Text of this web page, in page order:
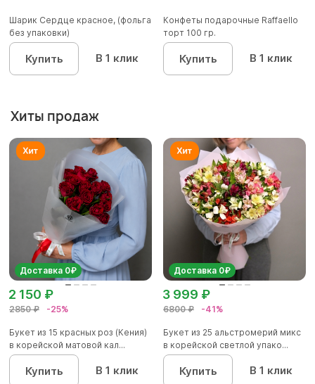
Шарик Сердце красное, (фольга
без упаковки)
Купить В 1 клик
Конфеты подарочные Raffaello
торт 100 гр.
Купить В 1 клик
Хиты продаж
Доставка 0₽
2850 ₽ -25%
2 150 ₽
Букет из 15 красных роз (Кения)
в корейской матовой кал...
Купить В 1 клик
Доставка 0₽
6800 ₽ -41%
3 999 ₽
Букет из 25 альстромерий микс
в корейской светлой упако...
Купить В 1 клик